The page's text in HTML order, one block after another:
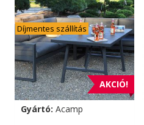
több
variációja
van.
A
változatok
a
termékoldalon
AKCIÓ!
Díjmentes szállítás
Gyártó: Acamp